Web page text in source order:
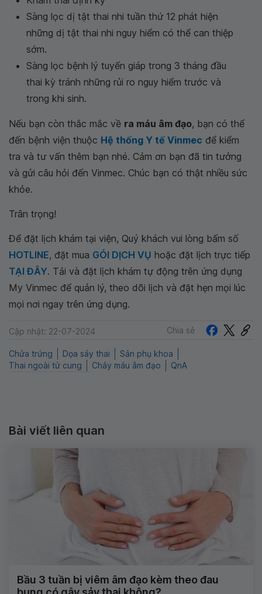
Sàng lọc dị tật thai nhi tuần thứ 12 phát hiện
những dị tật thai nhi nguy hiểm có thể can thiệp
sớm.
Sàng lọc bệnh lý tuyến giáp trong 3 tháng đầu
thai kỳ tránh những rủi ro nguy hiểm trước và
trong khi sinh.
Nếu bạn còn thắc mắc về ra máu âm đạo, bạn có thể
đến bệnh viện thuộc Hệ thống Y tế Vinmec để kiểm
tra và tư vấn thêm bạn nhé. Cảm ơn bạn đã tin tưởng
và gửi câu hỏi đến Vinmec. Chúc bạn có thật nhiều sức
khỏe.
Trân trọng!
Để đặt lịch khám tại viện, Quý khách vui lòng bấm số
HOTLINE, đặt mua GÓI DỊCH VỤ hoặc đặt lịch trực tiếp
TẠI ĐÂY. Tải và đặt lịch khám tự động trên ứng dụng
My Vinmec để quản lý, theo dõi lịch và đặt hẹn mọi lúc
mọi nơi ngay trên ứng dụng.
Cập nhật: 22-07-2024 Chia sẻ
Chửa trứng Dọa sảy thai
Sản phụ khoa
Thai ngoài tử cung
Chảy máu âm đạo QnA
Bài viết liên quan
Bầu 3 tuần bị viêm âm đạo kèm theo đau